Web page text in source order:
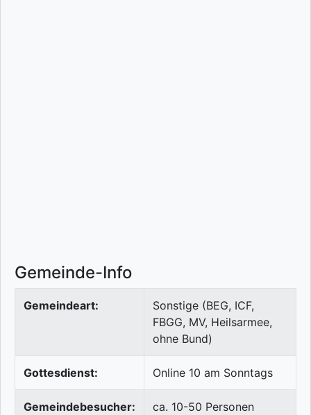
Gemeinde-Info
Gemeindeart:
Sonstige (BEG, ICF,
FBGG, MV, Heilsarmee,
ohne Bund)
Gottesdienst: Online 10 am Sonntags
Gemeindebesucher: ca. 10-50 Personen